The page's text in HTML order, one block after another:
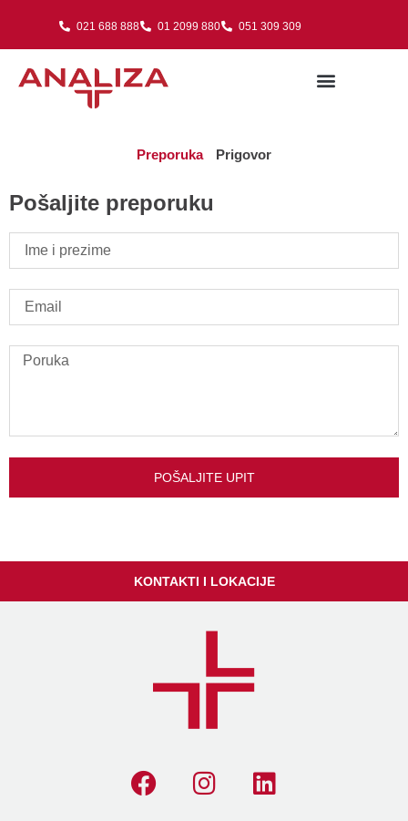
021 688 888 01 2099 880 051 309 309
Preporuka Prigovor
Pošaljite preporuku
POŠALJITE UPIT
KONTAKTI I LOKACIJE